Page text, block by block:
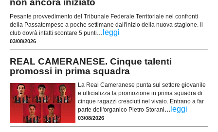
non ancora iniziato
Pesante provvedimento del Tribunale Federale Territoriale nei confronti
della Passatempese a poche settimane dall'inizio della nuova stagione. Il
club dovrà infatti scontare 5 punti... leggi
03/08/2026
REAL CAMERANESE. Cinque talenti
promossi in prima squadra
La Real Cameranese punta sul settore giovanile
e ufficializza la promozione in prima squadra di
cinque ragazzi cresciuti nel vivaio. Entrano a far
parte dell'organico Pietro Storani... leggi
03/08/2026